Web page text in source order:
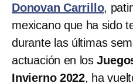
Donovan Carrillo,
mexicano que ha sido
durante las últimas
actuación en los
Invierno 2022, ha